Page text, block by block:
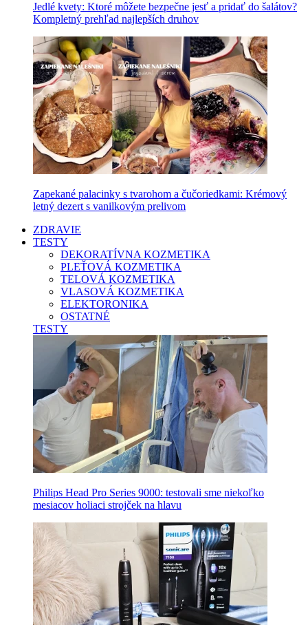
Jedlé kvety: Ktoré môžete bezpečne jesť a pridať do šalátov?
Kompletný prehľad najlepších druhov
Zapekané palacinky s tvarohom a čučoriedkami: Krémový
letný dezert s vanilkovým prelivom
ZDRAVIE
TESTY
DEKORATÍVNA KOZMETIKA
PLEŤOVÁ KOZMETIKA
TELOVÁ KOZMETIKA
VLASOVÁ KOZMETIKA
ELEKTORONIKA
OSTATNÉ
TESTY
Philips Head Pro Series 9000: testovali sme niekoľko
mesiacov holiaci strojček na hlavu